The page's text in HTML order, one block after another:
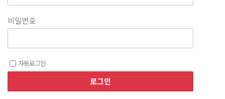
비밀번호
자동로그인